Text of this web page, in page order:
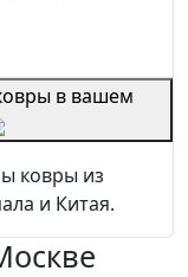
в вашем
ковры из
и Китая.